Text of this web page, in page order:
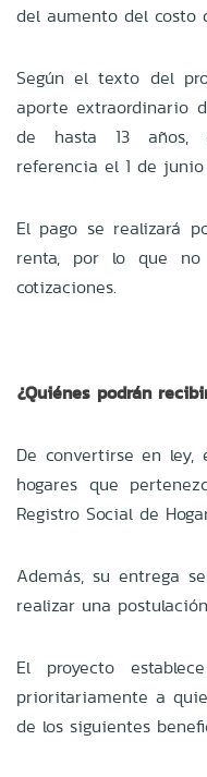
del aumento del costo
Según el texto del
aporte extraordinario
de hasta 13 años,
referencia el 1 de junio
El pago se realizará
renta, por lo que
cotizaciones.
¿Quiénes podrán
De convertirse en
hogares que
Registro Social de
Además, su entrega
realizar una
El proyecto
prioritariamente a
de los siguientes